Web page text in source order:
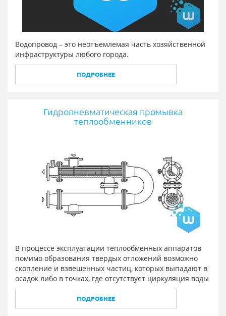
Водопровод – это неотъемлемая часть хозяйственной
инфраструктуры любого города.
ПОДРОБНЕЕ
Гидропневматическая промывка
теплообменников
В процессе эксплуатации теплообменных аппаратов
помимо образования твердых отложений возможно
скопление и взвешенных частиц, которых выпадают в
осадок либо в точках, где отсутствует циркуляция воды
ПОДРОБНЕЕ